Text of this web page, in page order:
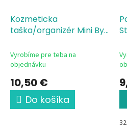
Kozmeticka
taška/organizér Mini Byť
Mudr žena
Vyrobíme pre teba na
objednávku
10,50 €
Do košíka